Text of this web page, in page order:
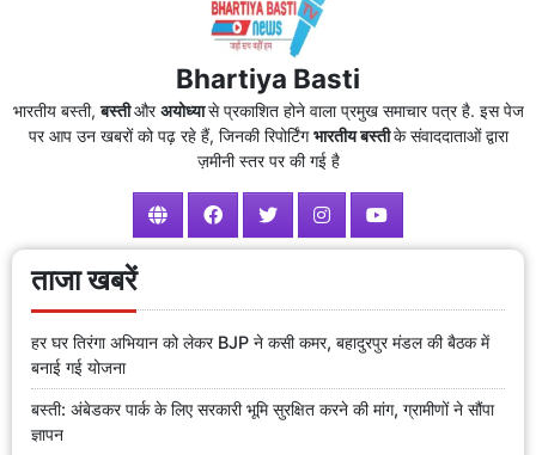
Bhartiya Basti
भारतीय बस्ती,बस्तीऔरअयोध्यासे प्रकाशित होने वाला प्रमुख समाचार पत्र है. इस पेज
पर आप उन खबरों को पढ़ रहे हैं, जिनकी रिपोर्टिंगभारतीय बस्तीके संवाददाताओं द्वारा
ज़मीनी स्तर पर की गई है
ताजा खबरें
हर घर तिरंगा अभियान को लेकर BJP ने कसी कमर, बहादुरपुर मंडल की बैठक में
बनाई गई योजना
बस्ती: अंबेडकर पार्क के लिए सरकारी भूमि सुरक्षित करने की मांग, ग्रामीणों ने सौंपा
ज्ञापन